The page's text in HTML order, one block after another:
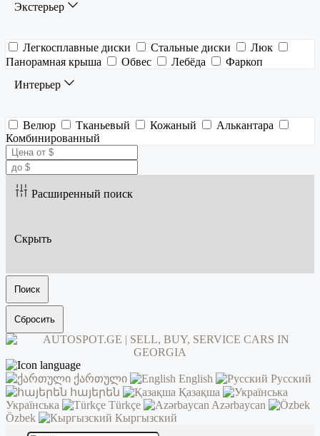
Экстерьер
Легкосплавные диски Стальные диски
Люк
Панорамная крыша
Обвес Лебёда
Фаркоп
Интерьер
Велюр Тканьевый Кожаный
Алькантара
Комбинированный
Расширенный поиск
Скрыть
Поиск
Сбросить
ქართული English
Русский
հայերեն
Қазақша
Українська
Türkçe
Azərbaycan
Özbek
Кыргызский